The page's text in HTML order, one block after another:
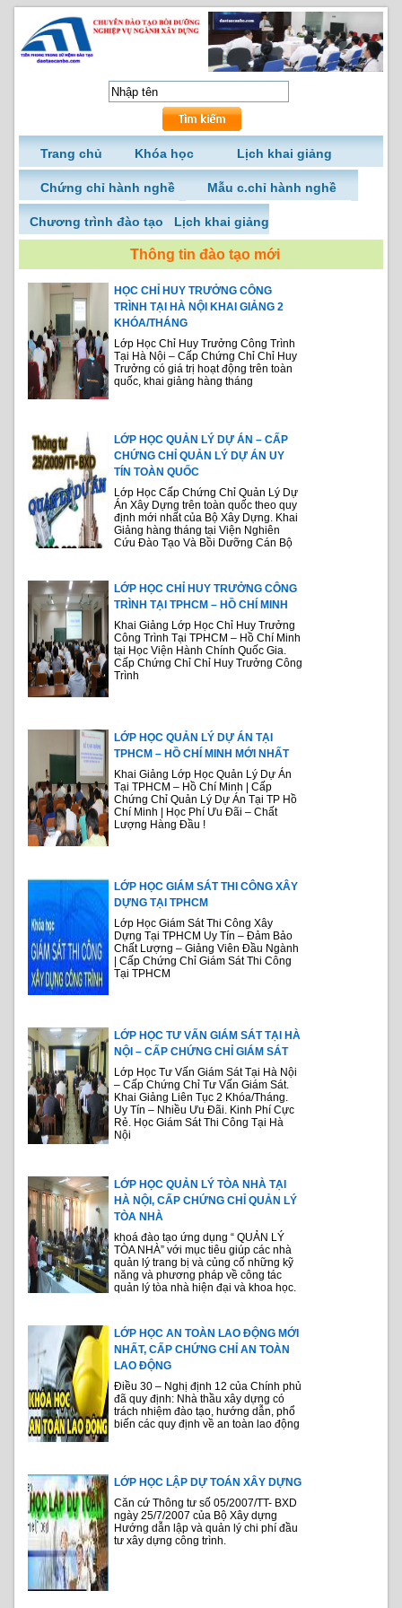
Trang chủ Khóa học Lịch khai giảng
Chứng chỉ hành nghề Mẫu c.chỉ hành nghề
Chương trình đào tạo Lịch khai giảng
Thông tin đào tạo mới
HỌC CHỈ HUY TRƯỞNG CÔNG
TRÌNH TẠI HÀ NỘI KHAI GIẢNG 2
KHÓA/THÁNG
Lớp Học Chỉ Huy Trưởng Công Trình
Tại Hà Nội – Cấp Chứng Chỉ Chỉ Huy
Trưởng có giá trị hoạt động trên toàn
quốc, khai giảng hàng tháng
LỚP HỌC QUẢN LÝ DỰ ÁN – CẤP
CHỨNG CHỈ QUẢN LÝ DỰ ÁN UY
TÍN TOÀN QUỐC
Lớp Học Cấp Chứng Chỉ Quản Lý Dự
Án Xây Dựng trên toàn quốc theo quy
định mới nhất của Bộ Xây Dựng. Khai
Giảng hàng tháng tại Viện Nghiên
Cứu Đào Tạo Và Bồi Dưỡng Cán Bộ
LỚP HỌC CHỈ HUY TRƯỞNG CÔNG
TRÌNH TẠI TPHCM – HỒ CHÍ MINH
Khai Giảng Lớp Học Chỉ Huy Trưởng
Công Trình Tại TPHCM – Hồ Chí Minh
tại Học Viện Hành Chính Quốc Gia.
Cấp Chứng Chỉ Chỉ Huy Trưởng Công
Trình
LỚP HỌC QUẢN LÝ DỰ ÁN TẠI
TPHCM – HỒ CHÍ MINH MỚI NHẤT
Khai Giảng Lớp Học Quản Lý Dự Án
Tại TPHCM – Hồ Chí Minh | Cấp
Chứng Chỉ Quản Lý Dự Án Tại TP Hồ
Chí Minh | Học Phí Ưu Đãi – Chất
Lượng Hàng Đầu !
LỚP HỌC GIÁM SÁT THI CÔNG XÂY
DỰNG TẠI TPHCM
Lớp Học Giám Sát Thi Công Xây
Dựng Tại TPHCM Uy Tín – Đảm Bảo
Chất Lượng – Giảng Viên Đầu Ngành
| Cấp Chứng Chỉ Giám Sát Thi Công
Tại TPHCM
LỚP HỌC TƯ VẤN GIÁM SÁT TẠI HÀ
NỘI – CẤP CHỨNG CHỈ GIÁM SÁT
Lớp Học Tư Vấn Giám Sát Tại Hà Nội
– Cấp Chứng Chỉ Tư Vấn Giám Sát.
Khai Giảng Liên Tục 2 Khóa/Tháng.
Uy Tín – Nhiều Ưu Đãi. Kinh Phí Cực
Rẻ. Học Giám Sát Thi Công Tại Hà
Nội
LỚP HỌC QUẢN LÝ TÒA NHÀ TẠI
HÀ NỘI, CẤP CHỨNG CHỈ QUẢN LÝ
TÒA NHÀ
khoá đào tạo ứng dụng “ QUẢN LÝ
TÒA NHÀ” với mục tiêu giúp các nhà
quản lý trang bị và củng cố những kỹ
năng và phương pháp về công tác
quản lý tòa nhà hiện đại và khoa học.
LỚP HỌC AN TOÀN LAO ĐỘNG MỚI
NHẤT, CẤP CHỨNG CHỈ AN TOÀN
LAO ĐỘNG
Điều 30 – Nghị định 12 của Chính phủ
đã quy định: Nhà thầu xây dựng có
trách nhiệm đào tạo, hướng dẫn, phổ
biến các quy định về an toàn lao động
LỚP HỌC LẬP DỰ TOÁN XÂY DỰNG
Căn cứ Thông tư số 05/2007/TT- BXD
ngày 25/7/2007 của Bộ Xây dựng
Hướng dẫn lập và quản lý chi phí đầu
tư xây dựng công trình.